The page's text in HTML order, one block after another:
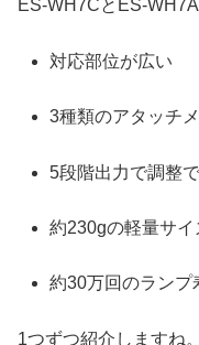
ES-WH7CとES-
対応部位が広い
3種類のアタッチ
5段階出力で調整
約230gの軽量サイ
約30万回のランプ
1つずつ紹介しますね。